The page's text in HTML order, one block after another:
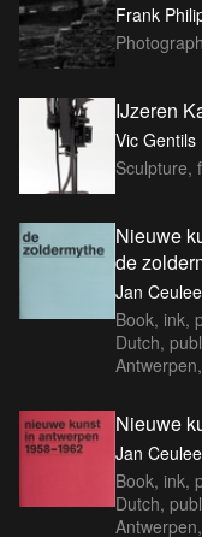
Frank
IJzeren
Vic Gentils
Sculpture,
Nieuwe
de
Jan
Book, ink,
Dutch,
Nieuwe
Jan
Book, ink,
Dutch,